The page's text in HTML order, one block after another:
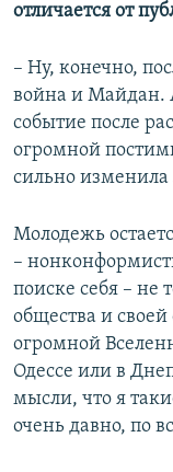
отличается от
– Ну, конечно,
война и Майдан.
событие после
огромной
сильно
Молодежь
–
поиске себя – не
общества и
огромной
Одессе или в
мысли, что я
очень давно, по